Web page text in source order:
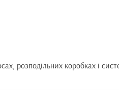
розподільних коробках і